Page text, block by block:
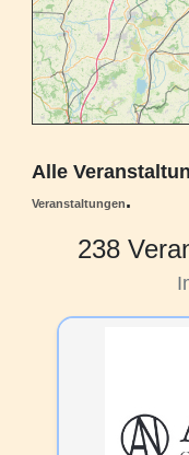
Alle
Veranstaltungen.
238